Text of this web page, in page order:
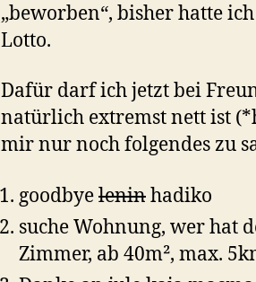
„beworben“, bisher hatte
Lotto.
Dafür darf ich jetzt bei
natürlich extremst nett ist
mir nur noch folgendes zu
goodbyeleninhadiko
suche Wohnung, wer hat
Zimmer, ab 40m², max.